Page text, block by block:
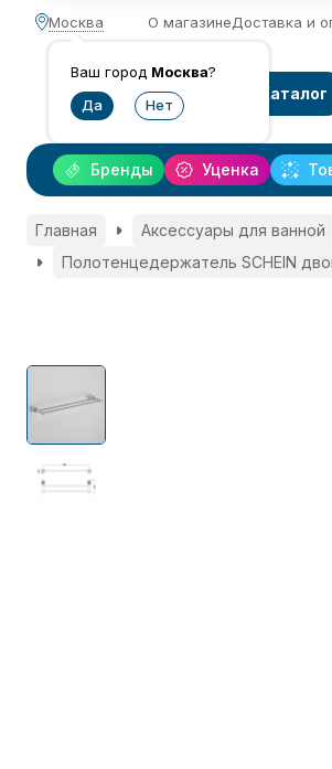
Москва
Ваш город Москва?
О магазинеДоставка и
Каталог
Уценка
Бренды
Главная Аксессуары для ванной
Полотенцедержатель SCHEIN